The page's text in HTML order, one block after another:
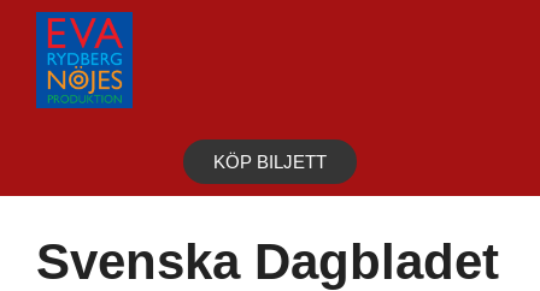
Hoppa
innehåll
KÖP BILJETT
Svenska Dagbladet